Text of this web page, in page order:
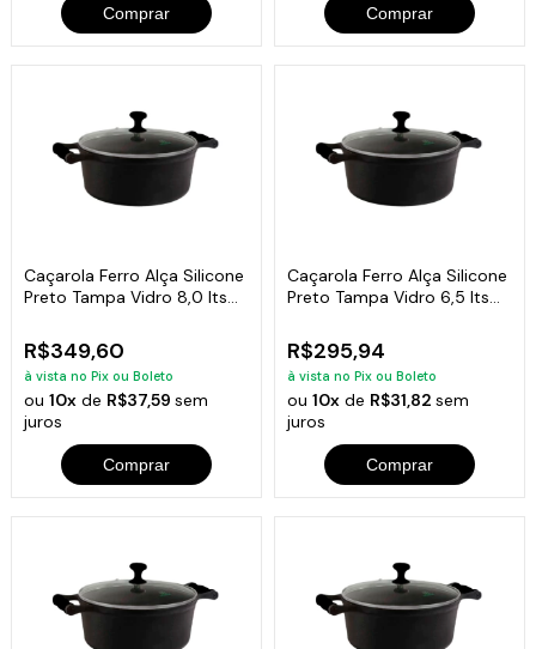
Comprar Comprar
Caçarola Ferro Alça Silicone
Preto Tampa Vidro 8,0 lts
R$349,60
à vista no Pix ou Boleto
ou10x de R$37,59sem
juros
Comprar
Caçarola Ferro Alça Silicone
Preto Tampa Vidro 6,5 lts
R$295,94
à vista no Pix ou Boleto
ou 10xde R$31,82 sem
juros
Comprar